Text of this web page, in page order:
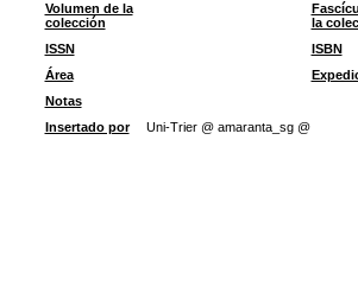
Volumen de la
colección
la
ISSN
ISBN
Área
Notas
Insertado por
Uni-Trier @ amaranta_sg @